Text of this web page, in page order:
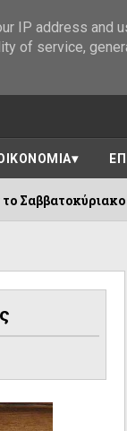
07/
IP address and
of service,